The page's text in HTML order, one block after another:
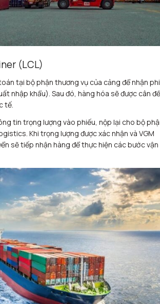
(LCL)
tại bộ phận thương vụ của cảng để nhận
nhập khẩu). Sau đó, hàng hóa sẽ được cân để
tế.
tin trọng lượng vào phiếu, nộp lại cho bộ
Khi trọng lượng được xác nhận và VGM
sẽ tiếp nhận hàng để thực hiện các bước vận